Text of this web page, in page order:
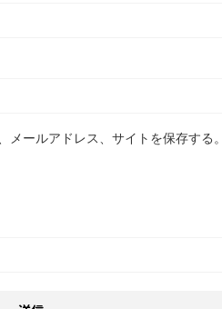
ールアドレス、サイトを保存する。